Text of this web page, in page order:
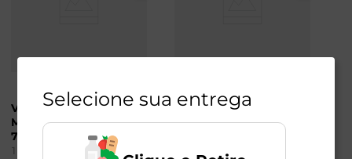
Vinho Francês Rosé
Minuty Prestige
750ml
1
Vinho Francês Rosé
Esprit Ciel 750ml
Selecione sua entrega